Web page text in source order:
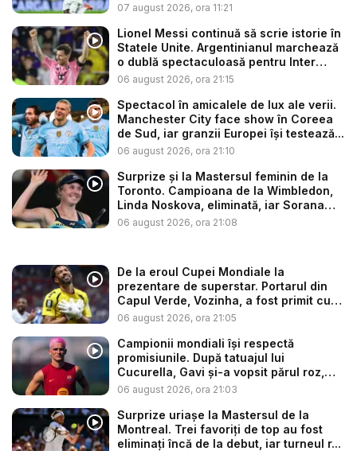
07 august 2026, ora 11:21
Lionel Messi continuă să scrie istorie în
Statele Unite. Argentinianul marchează
o dublă spectaculoasă pentru Inter
Mia...
06 august 2026, ora 21:15
Spectacol în amicalele de lux ale verii.
Manchester City face show în Coreea
de Sud, iar granzii Europei își testează...
06 august 2026, ora 21:10
Surprize și la Mastersul feminin de la
Toronto. Campioana de la Wimbledon,
Linda Noskova, eliminată, iar Sorana
C...
06 august 2026, ora 21:08
De la eroul Cupei Mondiale la
prezentare de superstar. Portarul din
Capul Verde, Vozinha, a fost primit cu
f...
06 august 2026, ora 21:05
Campionii mondiali își respectă
promisiunile. După tatuajul lui
Cucurella, Gavi și-a vopsit părul roz,
aș...
06 august 2026, ora 21:03
Surprize uriașe la Mastersul de la
Montreal. Trei favoriți de top au fost
eliminați încă de la debut, iar turneul r...